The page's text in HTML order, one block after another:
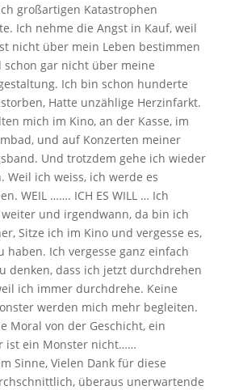
großartigen Katastrophen
Ich nehme die Angst in Kauf, weil
nicht über mein Leben bestimmen
schon gar nicht über meine
Ich bin schon hunderte
Hatte unzählige Herzinfarkt.
mich im Kino, an der Kasse, im
und auf Konzerten meiner
Und trotzdem gehe ich wieder
Weil ich weiss, ich werde es
WEIL ……. ICH ES WILL … Ich
und irgendwann, da bin ich
Sitze ich im Kino und vergesse es,
haben. Ich vergesse ganz einfach
denken, dass ich jetzt durchdrehen
ich immer durchdrehe. Keine
werden mich mehr begleiten.
Moral von der Geschicht, ein
ist ein Monster nicht……
Sinne, Vielen Dank für diese
überaus unerwartende